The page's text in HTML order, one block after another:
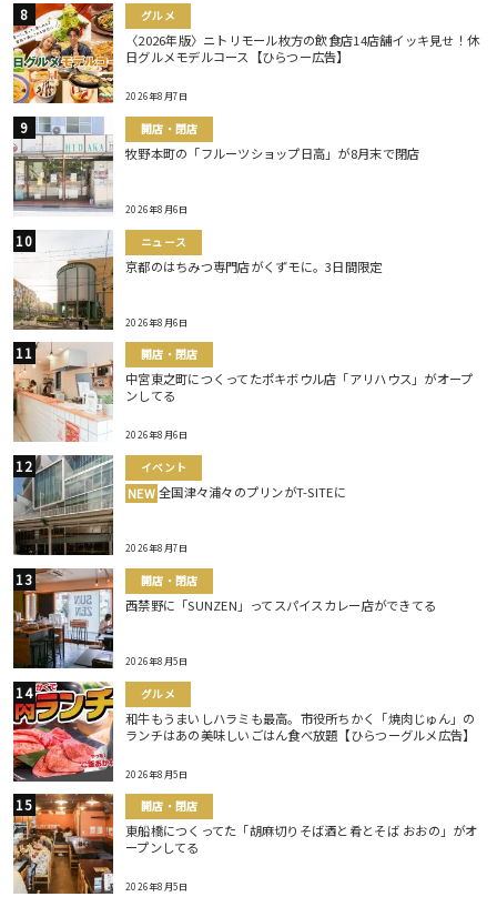
グルメ
〈2026年版〉ニトリモール枚方の飲食店14店舗イッキ見せ！休
日グルメモデルコース【ひらつー広告】
2026年8月7日
開店・閉店
牧野本町の「フルーツショップ日高」が8月末で閉店
2026年8月6日
ニュース
京都のはちみつ専門店がくずモに。3日間限定
2026年8月6日
開店・閉店
中宮東之町につくってたポキボウル店「アリハウス」がオープ
ンしてる
2026年8月6日
イベント
NEW 全国津々浦々のプリンがT-SITEに
2026年8月7日
開店・閉店
西禁野に「SUNZEN」ってスパイスカレー店ができてる
2026年8月5日
グルメ
和牛もうまいしハラミも最高。市役所ちかく「焼肉じゅん」の
ランチはあの美味しいごはん食べ放題【ひらつーグルメ広告】
2026年8月5日
開店・閉店
東船橋につくってた「胡麻切りそば酒と肴とそば おおの」がオ
ープンしてる
2026年8月5日